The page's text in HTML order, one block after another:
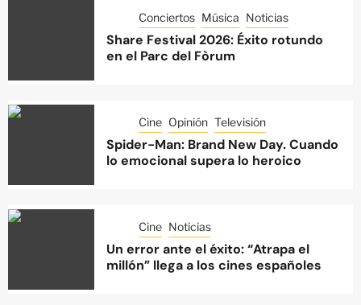
Conciertos Música Noticias
Share Festival 2026: Éxito rotundo
en el Parc del Fòrum
Cine Opinión Televisión
Spider-Man: Brand New Day. Cuando
lo emocional supera lo heroico
Cine Noticias
Un error ante el éxito: “Atrapa el
millón” llega a los cines españoles